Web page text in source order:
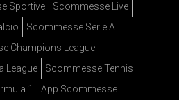
Sportive
Scommesse Live
Scommesse Serie A
Champions League
League
Scommesse Tennis
1
App Scommesse